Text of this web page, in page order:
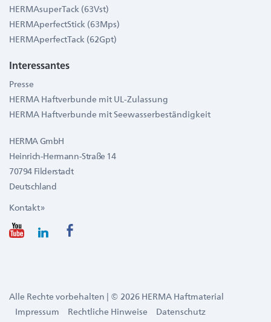
HERMAsuperTack (63Vst)
HERMAperfectStick (63Mps)
HERMAperfectTack (62Gpt)
Interessantes
Presse
HERMA Haftverbunde mit UL-Zulassung
HERMA Haftverbunde mit Seewasserbeständigkeit
HERMA GmbH
Heinrich-Hermann-Straße 14
70794 Filderstadt
Deutschland
Kontakt »
Alle Rechte vorbehalten | © 2026 HERMA Haftmaterial
Impressum
Rechtliche Hinweise
Datenschutz